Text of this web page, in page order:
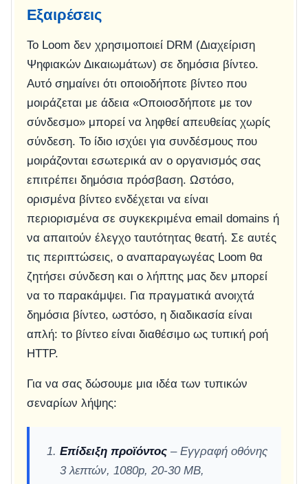
Εξαιρέσεις
Το Loom δεν χρησιμοποιεί DRM (Διαχείριση
Ψηφιακών Δικαιωμάτων) σε δημόσια βίντεο.
Αυτό σημαίνει ότι οποιοδήποτε βίντεο που
μοιράζεται με άδεια «Οποιοσδήποτε με τον
σύνδεσμο» μπορεί να ληφθεί απευθείας χωρίς
σύνδεση. Το ίδιο ισχύει για συνδέσμους που
μοιράζονται εσωτερικά αν ο οργανισμός σας
επιτρέπει δημόσια πρόσβαση. Ωστόσο,
ορισμένα βίντεο ενδέχεται να είναι
περιορισμένα σε συγκεκριμένα email domains ή
να απαιτούν έλεγχο ταυτότητας θεατή. Σε αυτές
τις περιπτώσεις, ο αναπαραγωγέας Loom θα
ζητήσει σύνδεση και ο λήπτης μας δεν μπορεί
να το παρακάμψει. Για πραγματικά ανοιχτά
δημόσια βίντεο, ωστόσο, η διαδικασία είναι
απλή: το βίντεο είναι διαθέσιμο ως τυπική ροή
HTTP.
Για να σας δώσουμε μια ιδέα των τυπικών
σεναρίων λήψης:
Επίδειξη προϊόντος– Εγγραφή οθόνης
3 λεπτών, 1080p, 20-30 MB,